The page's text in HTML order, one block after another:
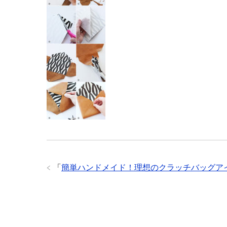
「 簡単ハンドメイド！理想のクラッチバッグア